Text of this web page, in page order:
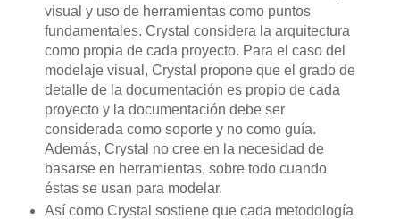
visual y uso de herramientas como puntos
fundamentales. Crystal considera la arquitectura
como propia de cada proyecto. Para el caso del
modelaje visual, Crystal propone que el grado de
detalle de la documentación es propio de cada
proyecto y la documentación debe ser
considerada como soporte y no como guía.
Además, Crystal no cree en la necesidad de
basarse en herramientas, sobre todo cuando
éstas se usan para modelar.
Así como Crystal sostiene que cada metodología